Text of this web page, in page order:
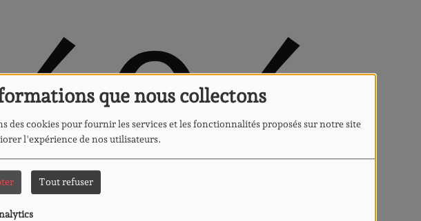
que nous collectons
des cookies pour fournir les services et les fonctionnalités proposés sur notre site
l'expérience de nos utilisateurs.
Tout refuser